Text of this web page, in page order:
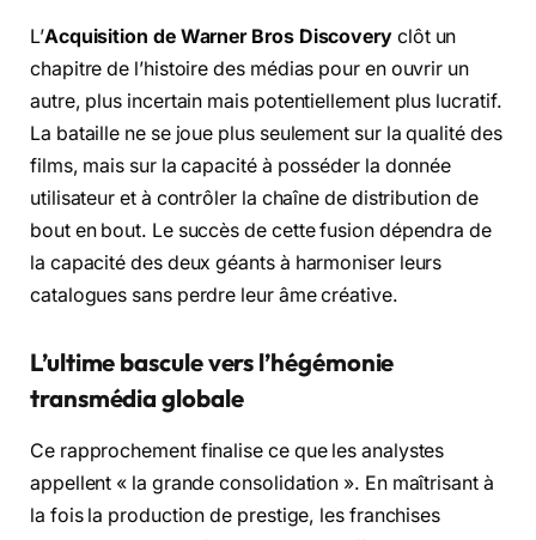
L’Acquisition de Warner Bros Discoveryclôt un
chapitre de l’histoire des médias pour en ouvrir un
autre, plus incertain mais potentiellement plus lucratif.
La bataille ne se joue plus seulement sur la qualité des
films, mais sur la capacité à posséder la donnée
utilisateur et à contrôler la chaîne de distribution de
bout en bout. Le succès de cette fusion dépendra de
la capacité des deux géants à harmoniser leurs
catalogues sans perdre leur âme créative.
L’ultime bascule vers l’hégémonie
transmédia globale
Ce rapprochement finalise ce que les analystes
appellent « la grande consolidation ». En maîtrisant à
la fois la production de prestige, les franchises